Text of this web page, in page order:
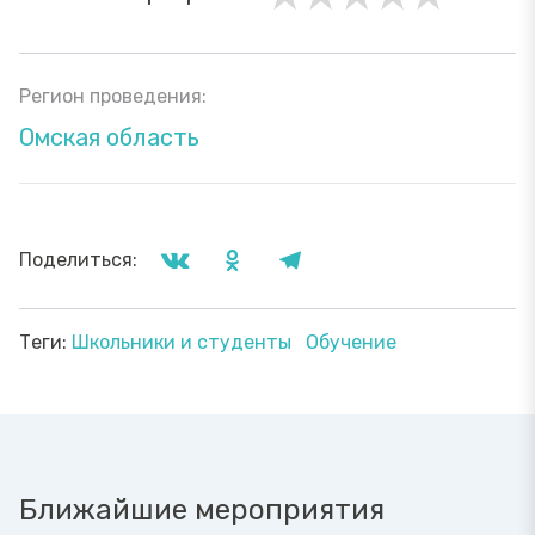
Регион проведения:
Омская область
Поделиться:
Теги: Школьники и студенты Обучение
Ближайшие мероприятия